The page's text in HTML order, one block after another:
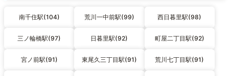
南千住駅(104) 荒川一中前駅(99) 西日暮里駅(98)
三ノ輪橋駅(97) 日暮里駅(92) 町屋二丁目駅(92)
宮ノ前駅(91) 東尾久三丁目駅(91) 荒川七丁目駅(91)